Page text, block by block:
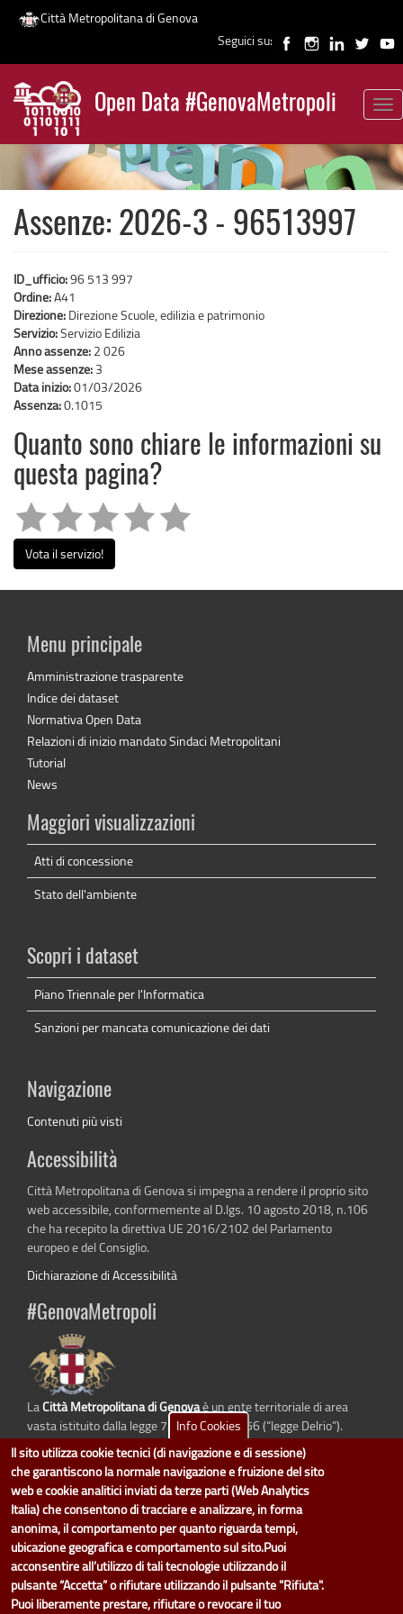
Salta
contenuto
principale
Città Metropolitana di Genova
Seguici su:
Open Data #GenovaMetropoli
News
Assenze: 2026-3 - 96513997
ID_ufficio:96 513 997
Ordine:A41
Direzione: Direzione Scuole, edilizia e patrimonio
Servizio:Servizio Edilizia
Anno assenze: 2 026
Mese assenze: 3
Data inizio:01/03/2026
Assenza:0.1015
Quanto sono chiare le informazioni su
questa pagina?
Vota il servizio!
Menu principale
Amministrazione trasparente
Indice dei dataset
Normativa Open Data
Relazioni di inizio mandato Sindaci Metropolitani
Tutorial
News
Maggiori visualizzazioni
Atti di concessione
Stato dell'ambiente
Scopri i dataset
Piano Triennale per l'Informatica
Sanzioni per mancata comunicazione dei dati
Navigazione
Contenuti più visti
Accessibilità
Città Metropolitana di Genova si impegna a rendere il proprio sito
web accessibile, conformemente al D.lgs. 10 agosto 2018, n.106
che ha recepito la direttiva UE 2016/2102 del Parlamento
europeo e del Consiglio.
Dichiarazione di Accessibilità
#GenovaMetropoli
LaCittà Metropolitana di Genovaè un ente territoriale di area
vasta istituito dalla legge 7 aprile 2014 n. 56 (“legge Delrio”).
Sostituisce la Provincia di Genova.
dati.cittametropolitana.genova.it è il progetto "Open Data" della
Metropolitana di Genova.
Il design e la gestione sono a cura del Servizio Sistemi Informativi. Ogni
Direzione è responsabile per la parte di "dati" e "dataset".
accedi (area riservata)|contatti|privacy| Statistiche
Info Cookies
Il sito utilizza cookie tecnici (di navigazione e di sessione)
che garantiscono la normale navigazione e fruizione del sito
web e cookie analitici inviati da terze parti (Web Analytics
Italia) che consentono di tracciare e analizzare, in forma
anonima, il comportamento per quanto riguarda tempi,
ubicazione geografica e comportamento sul sito.Puoi
acconsentire all’utilizzo di tali tecnologie utilizzando il
pulsante “Accetta” o rifiutare utilizzando il pulsante "Rifiuta".
Puoi liberamente prestare, rifiutare o revocare il tuo